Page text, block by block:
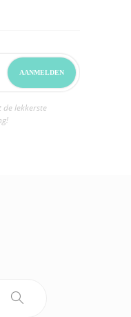
de lekkerste